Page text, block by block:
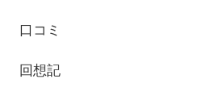
口コミ
回想記